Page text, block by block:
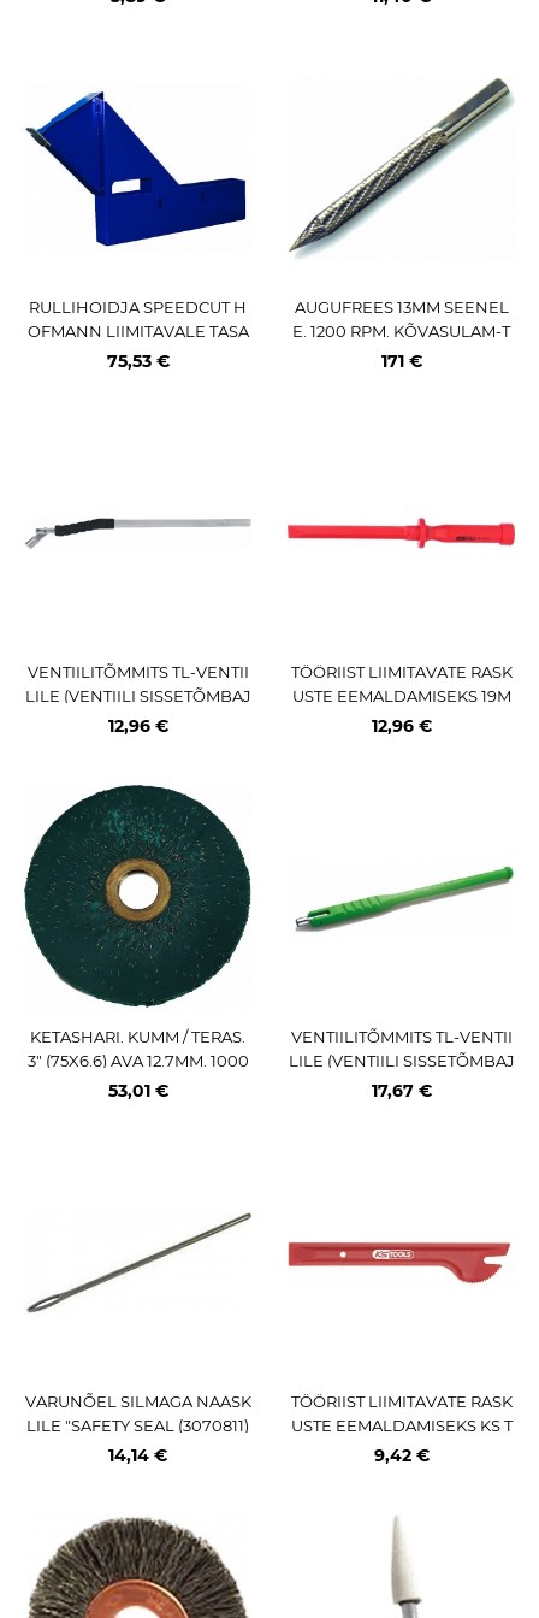
RULLIHOIDJA SPEEDCUT H
OFMANN LIIMITAVALE TASA
KAALULE
75,53 €
AUGUFREES 13MM SEENEL
E. 1200 RPM. KÕVASULAM-T
ERAS
171 €
VENTIILITÕMMITS TL-VENTII
LILE (VENTIILI SISSETÕMBAJ
A) 330MM METALL KS TOOLS
12,96 €
TÖÖRIIST LIIMITAVATE RASK
USTE EEMALDAMISEKS 19M
M KS TOOLS
12,96 €
KETASHARI. KUMM / TERAS.
3" (75X6.6) AVA 12.7MM. 1000
0 P / MIN REHVI REM. TÖÖD
53,01 €
VENTIILITÕMMITS TL-VENTII
LILE (VENTIILI SISSETÕMBAJ
A) PLASTIK KÄEPIDEMEGA
17,67 €
VARUNÕEL SILMAGA NAASK
LILE "SAFETY SEAL (3070811)
17CM
14,14 €
TÖÖRIIST LIIMITAVATE RASK
USTE EEMALDAMISEKS KS T
OOLS
9,42 €